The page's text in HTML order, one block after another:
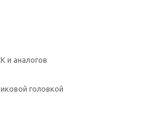
и аналогов
головкой